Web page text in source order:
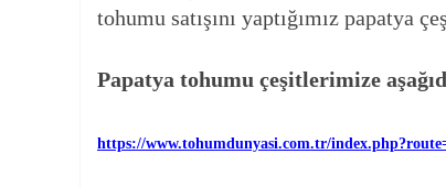
tohumu satışını yaptığımız papatya
Papatya tohumu çeşitlerimize
https://www.tohumdunyasi.com.tr/